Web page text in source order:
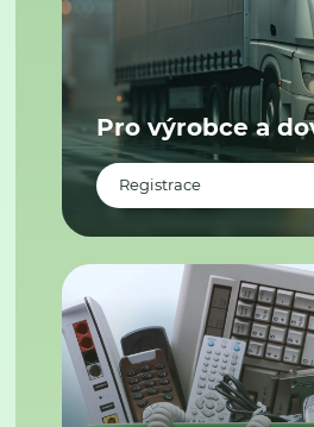
Pro výrobce a
Registrace